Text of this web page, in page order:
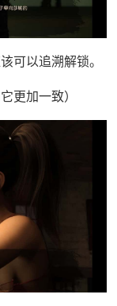
可以追溯解锁。
更加一致）